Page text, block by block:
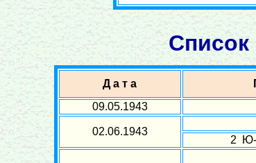
Д а т а
09.05.1943
02.06.1943
2 Ю-